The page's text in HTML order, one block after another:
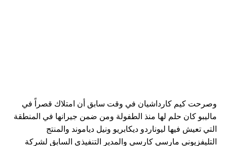
وصرحت كيم كارداشيان في وقت سابق أن امتلاك قصراً في
ماليبو كان حلم لها منذ الطفولة ومن ضمن جيرانها في المنطقة
التي تعيش فيها ليوناردو ديكابريو ونيل دياموند والمنتج
التليفزيوني مارسي كارسي والمدير التنفيذي السابق لشركة